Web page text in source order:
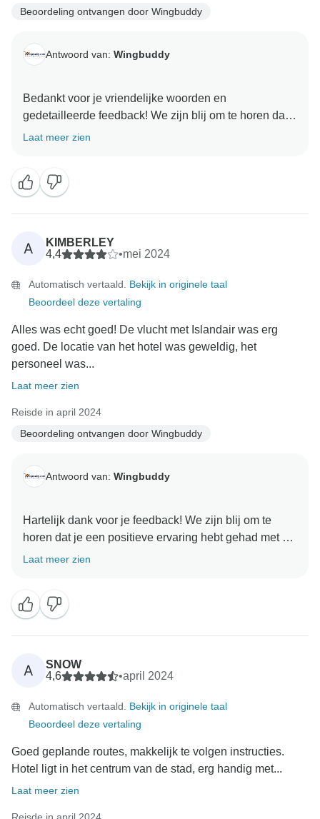
Beoordeling ontvangen door Wingbuddy
Antwoord van: Wingbuddy
Bedankt voor je vriendelijke woorden en
gedetailleerde feedback! We zijn blij om te horen dat
je hebt genoten van de vlucht, het hotel en de
invloed hebben gehad op je ervaring. We waarderen
je aanbeveling en kijken ernaar uit om je te helpen
Laat meer zien
A
KIMBERLEY
4,4
•mei 2024
Automatisch vertaald. Bekijk in originele taal
Beoordeel deze vertaling
Alles was echt goed! De vlucht met Islandair was erg
goed. De locatie van het hotel was geweldig, het
personeel was...
Laat meer zien
Reisde in april 2024
Beoordeling ontvangen door Wingbuddy
Antwoord van: Wingbuddy
Hartelijk dank voor je feedback! We zijn blij om te
horen dat je een positieve ervaring hebt gehad met de
vlucht, het hotel en de tours. We waarderen je
verbetering. Het is geweldig om te weten dat de verse
croissants en koffie werden gewaardeerd. Je
aanbeveling betekent veel voor ons. Als je nog meer
suggesties hebt of hulp nodig hebt bij toekomstige
Laat meer zien
A
SNOW
4,6
•april 2024
Automatisch vertaald. Bekijk in originele taal
Beoordeel deze vertaling
Goed geplande routes, makkelijk te volgen instructies.
Hotel ligt in het centrum van de stad, erg handig met...
Laat meer zien